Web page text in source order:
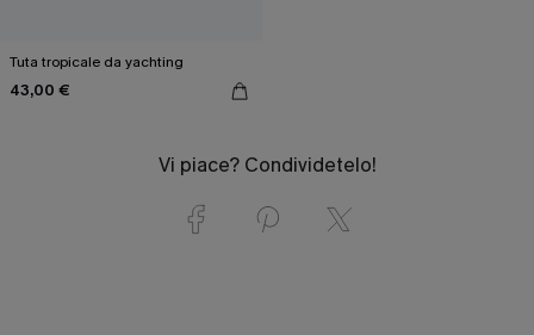
Tuta tropicale da yachting
43,00 €
Vi piace? Condividetelo!